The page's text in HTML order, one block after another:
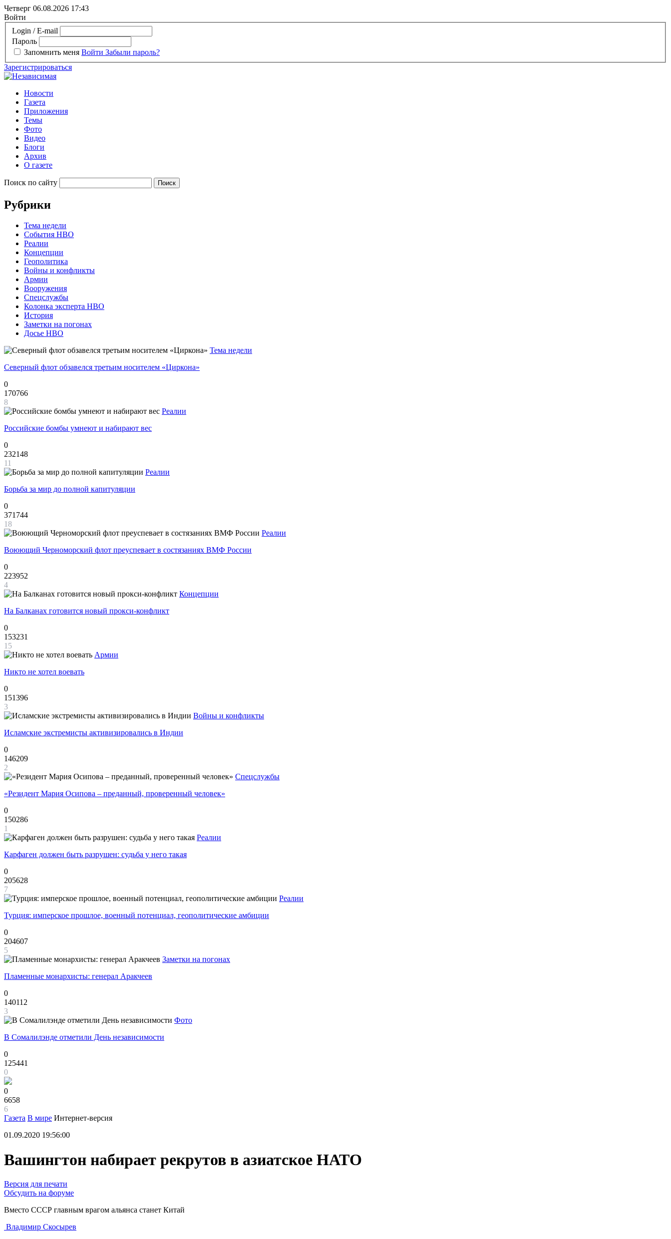
Четверг 06.08.2026 17:43
Войти
Login / E-mail
Пароль
Запомнить меня Войти Забыли пароль?
Зарегистрироваться
Новости
Газета
Приложения
Темы
Фото
Видео
Блоги
Архив
О газете
Поиск по сайту
Рубрики
Тема недели
События НВО
Реалии
Концепции
Геополитика
Войны и конфликты
Армии
Вооружения
Спецслужбы
Колонка эксперта НВО
История
Заметки на погонах
Досье НВО
Тема недели
Северный флот обзавелся третьим носителем «Циркона»
0
170766
8
Реалии
Российские бомбы умнеют и набирают вес
0
232148
11
Реалии
Борьба за мир до полной капитуляции
0
371744
18
Реалии
Воюющий Черноморский флот преуспевает в состязаниях ВМФ России
0
223952
4
Концепции
На Балканах готовится новый прокси-конфликт
0
153231
15
Армии
Никто не хотел воевать
0
151396
3
Войны и конфликты
Исламские экстремисты активизировались в Индии
0
146209
2
Спецслужбы
«Резидент Мария Осипова – преданный, проверенный человек»
0
150286
1
Реалии
Карфаген должен быть разрушен: судьба у него такая
0
205628
7
Реалии
Турция: имперское прошлое, военный потенциал, геополитические амбиции
0
204607
5
Заметки на погонах
Пламенные монархисты: генерал Аракчеев
0
140112
3
Фото
В Сомалилэнде отметили День независимости
0
125441
0
0
6658
6
Газета В мире Интернет-версия
01.09.2020 19:56:00
Вашингтон набирает рекрутов в азиатское НАТО
Версия для печати
Обсудить на форуме
Вместо СССР главным врагом альянса станет Китай
Владимир Скосырев